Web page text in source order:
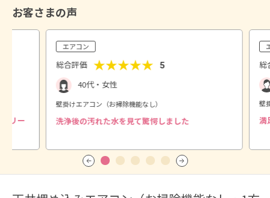
お客さまの声
リー
エアコン
総合評価 ★★★★★ 5
40代・女性
壁掛けエアコン（お掃除機能なし）
洗浄後の汚れた水を見て驚愕しました
総
壁
満